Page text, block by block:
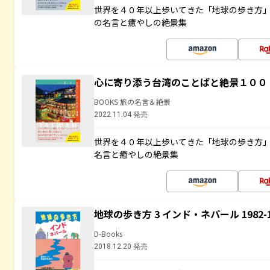
世界を４０年以上歩いてきた「地球の歩き方
の名言と癒やしの絶景集
心に寄り添う台湾のことばと絶景１００
BOOKS 旅の名言＆絶景
2022.11.04 発売
世界を４０年以上歩いてきた「地球の歩き方
名言と癒やしの絶景集
地球の歩き方 3 インド・ネパール
D-Books
2018.12.20 発売